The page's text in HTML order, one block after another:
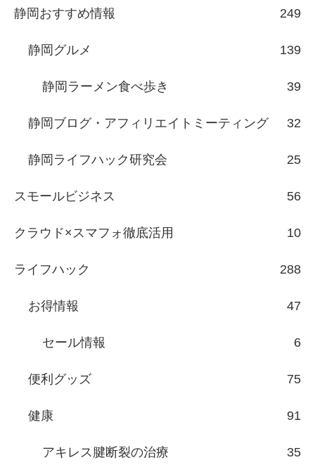
静岡おすすめ情報 249
静岡グルメ 139
静岡ラーメン食べ歩き 39
静岡ブログ・アフィリエイトミーティング 32
静岡ライフハック研究会 25
スモールビジネス 56
クラウド×スマフォ徹底活用 10
ライフハック 288
お得情報 47
セール情報 6
便利グッズ 75
健康 91
アキレス腱断裂の治療 35